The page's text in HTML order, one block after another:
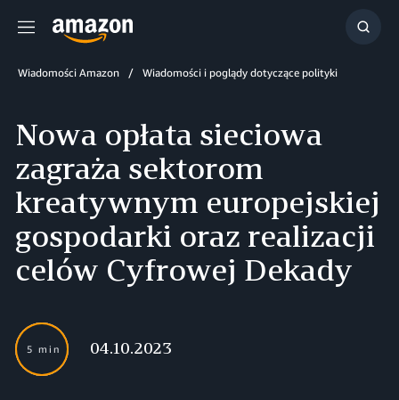
Menu
Wiadomości Amazon Wiadomości i poglądy dotyczące polityki
Nowa opłata sieciowa
zagraża sektorom
kreatywnym europejskiej
gospodarki oraz realizacji
celów Cyfrowej Dekady
5 min 04.10.2023